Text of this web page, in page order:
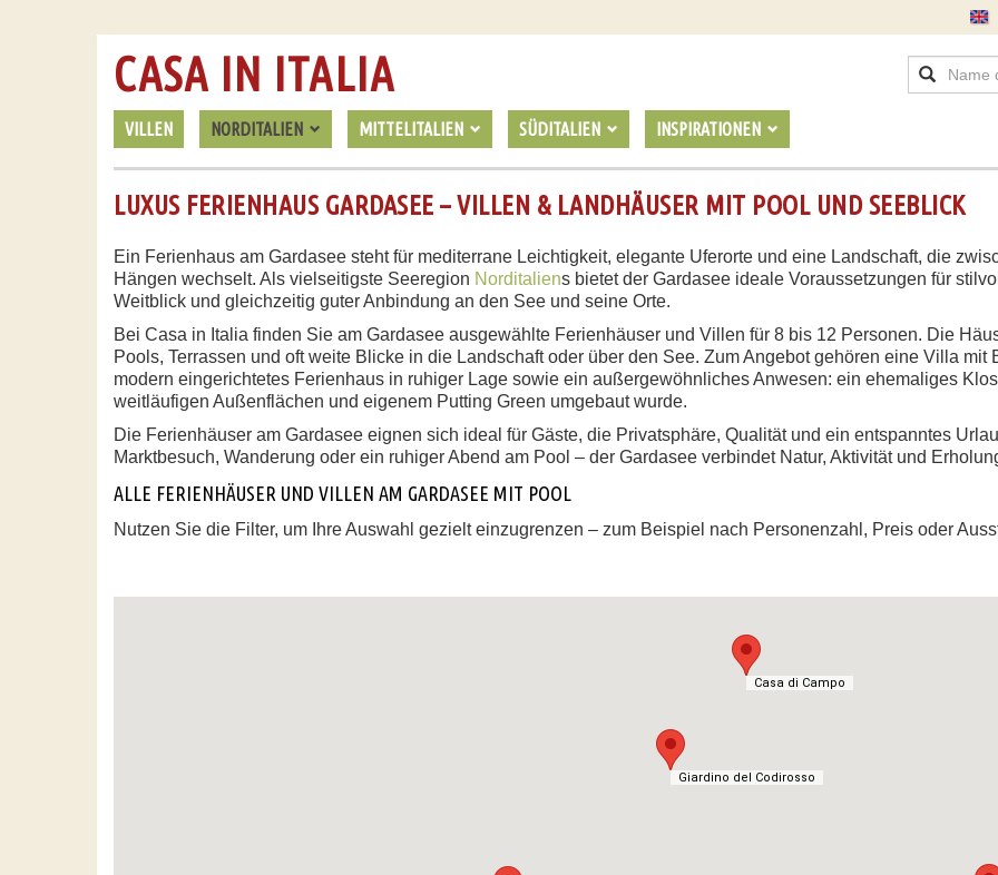
VILLEN NORDITALIEN MITTELITALIEN SÜDITALIEN INSPIRATIONEN
CASA IN ITALIA
LUXUS FERIENHAUS GARDASEE – VILLEN & LANDHÄUSER MIT POOL UND SEEBLICK
Ein Ferienhaus am Gardasee steht für mediterrane Leichtigkeit, elegante Uferorte und eine Landschaft, die
Hängen wechselt. Als vielseitigste Seeregion Norditaliens bietet der Gardasee ideale Voraussetzungen für
Weitblick und gleichzeitig guter Anbindung an den See und seine Orte.
Bei Casa in Italia finden Sie am Gardasee ausgewählte Ferienhäuser und Villen für 8 bis 12 Personen. Die
Pools, Terrassen und oft weite Blicke in die Landschaft oder über den See. Zum Angebot gehören eine Villa
modern eingerichtetes Ferienhaus in ruhiger Lage sowie ein außergewöhnliches Anwesen: ein ehemaliges
weitläufigen Außenflächen und eigenem Putting Green umgebaut wurde.
Die Ferienhäuser am Gardasee eignen sich ideal für Gäste, die Privatsphäre, Qualität und ein entspanntes
Marktbesuch, Wanderung oder ein ruhiger Abend am Pool – der Gardasee verbindet Natur, Aktivität und
ALLE FERIENHÄUSER UND VILLEN AM GARDASEE MIT POOL
Nutzen Sie die Filter, um Ihre Auswahl gezielt einzugrenzen – zum Beispiel nach Personenzahl, Preis oder
Giardino del Codirosso
Casa di Campo
Giardino del Codirosso
Casa di Campo